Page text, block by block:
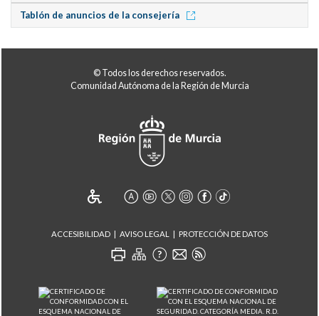
Tablón de anuncios de la consejería
© Todos los derechos reservados.
Comunidad Autónoma de la Región de Murcia
ACCESIBILIDAD AVISO LEGAL PROTECCIÓN DE DATOS